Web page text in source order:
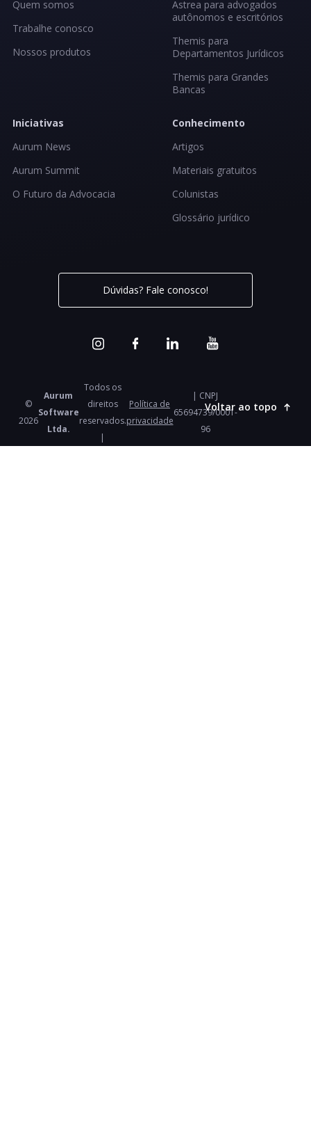
Quem somos
Trabalhe conosco
Nossos produtos
Astrea para advogados
autônomos e escritórios
Themis para
Departamentos Jurídicos
Themis para Grandes
Bancas
Iniciativas
Aurum News
Aurum Summit
O Futuro da Advocacia
Conhecimento
Artigos
Materiais gratuitos
Colunistas
Glossário jurídico
Dúvidas? Fale conosco!
©
2026
Aurum
Software
Ltda.
Todos os
direitos
reservados.
|
Política de
privacidade
| CNPJ
65694739/0001-
96
Voltar ao topo